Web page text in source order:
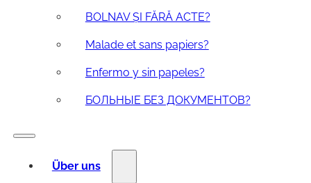
BOLNAV ȘI FĂRĂ ACTE?
Malade et sans papiers?
Enfermo y sin papeles?
БОЛЬНЫЕ БЕЗ ДОКУМЕНТОВ?
Über uns